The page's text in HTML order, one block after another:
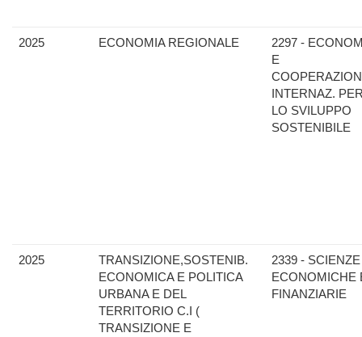
2025 ECONOMIA REGIONALE
2297 -
E
INTERNAZ.
LO SVILUPPO
SOSTENIBILE
2025
TRANSIZIONE,SOSTENIB.
ECONOMICA E POLITICA
URBANA E DEL
TERRITORIO C.I (
TRANSIZIONE E
2339 - SCIENZE
ECONOMICHE
FINANZIARIE